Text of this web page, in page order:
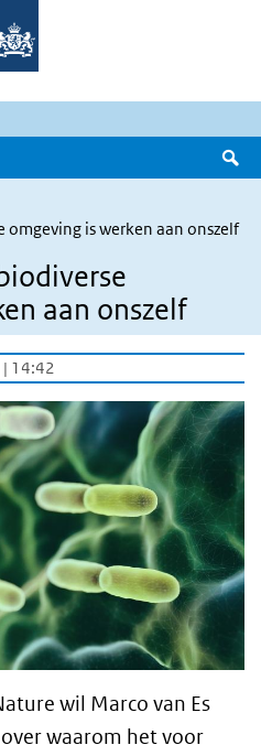
omgeving is werken aan onszelf
aan onszelf
14:42
wil Marco van Es
waarom het voor